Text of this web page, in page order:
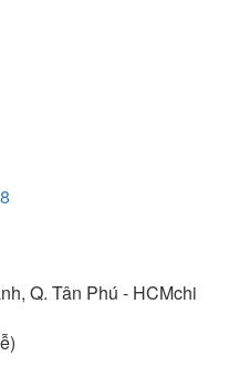
Q. Tân Phú - HCMchi